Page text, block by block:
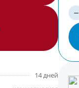
14 дней